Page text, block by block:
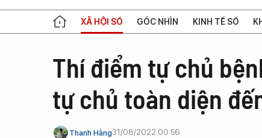
XÃ HỘI SỐ GÓC NHÌN KINH TẾ SỐ
Thí điểm tự chủ
tự chủ toàn diện
Thanh Hằng31/08/2022 00:56